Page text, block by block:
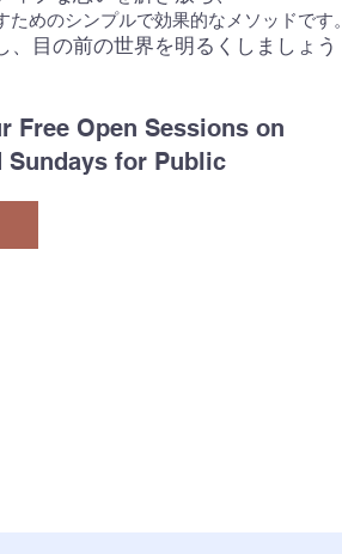
めのシンプルで効果的なメソッドです。
、目の前の世界を明るくしましょう
Free Open Sessions on
Sundays for Public